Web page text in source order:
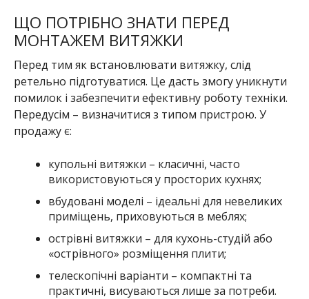
ЩО ПОТРІБНО ЗНАТИ ПЕРЕД
МОНТАЖЕМ ВИТЯЖКИ
Перед тим як встановлювати витяжку, слід
ретельно підготуватися. Це дасть змогу уникнути
помилок і забезпечити ефективну роботу техніки.
Передусім – визначитися з типом пристрою. У
продажу є:
купольні витяжки – класичні, часто
використовуються у просторих кухнях;
вбудовані моделі – ідеальні для невеликих
приміщень, приховуються в меблях;
острівні витяжки – для кухонь-студій або
«острівного» розміщення плити;
телескопічні варіанти – компактні та
практичні, висуваються лише за потреби.